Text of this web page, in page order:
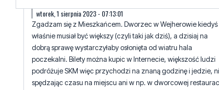
dobrą sprawę wystarczyłaby osłonięta od wiatru hala
poczekalni. Bilety można kupic w Internecie, większość ludzi
podróżuje SKM więc przychodzi na znaną godzinę i jedzie,
spędzając czasu na miejscu ani w np. w dworcowej
(która kiedyś tam była i dobrze się miała).
5 4 Zgłoś komentarz Odpowiedz na komentarz